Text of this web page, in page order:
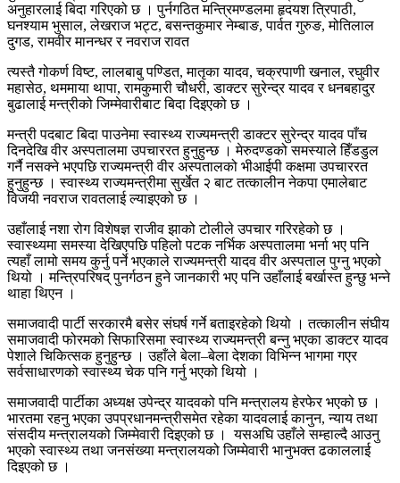
अनुहारलाई बिदा गरिएको छ । पुर्नगठित मन्त्रिमण्डलमा हृदयश त्रिपाठी,
घनश्याम भुसाल, लेखराज भट्ट, बसन्तकुमार नेम्बाङ, पार्वत गुरुङ, मोतिलाल
दुगड, रामवीर मानन्धर र नवराज रावत
त्यस्तै गोकर्ण विष्ट, लालबाबु पण्डित, मातृका यादव, चक्रपाणी खनाल, रघुवीर
महासेठ, थममाया थापा, रामकुमारी चौधरी, डाक्टर सुरेन्द्र यादव र धनबहादुर
बुढालाई मन्त्रीको जिम्मेवारीबाट बिदा दिइएको छ ।
मन्त्री पदबाट बिदा पाउनेमा स्वास्थ्य राज्यमन्त्री डाक्टर सुरेन्द्र यादव पाँच
दिनदेखि वीर अस्पतालमा उपचाररत हुनुहुन्छ । मेरुदण्डको समस्याले हिँडडुल
गर्नै नसक्ने भएपछि राज्यमन्त्री वीर अस्पतालको भीआईपी कक्षमा उपचाररत
हुनुहुन्छ । स्वास्थ्य राज्यमन्त्रीमा सुर्खेत २ बाट तत्कालीन नेकपा एमालेबाट
विजयी नवराज रावतलाई ल्याइएको छ ।
उहाँलाई नशा रोग विशेषज्ञ राजीव झाको टोलीले उपचार गरिरहेको छ ।
स्वास्थ्यमा समस्या देखिएपछि पहिलो पटक नर्भिक अस्पतालमा भर्ना भए पनि
त्यहाँ लामो समय कुर्नु पर्ने भएकाले राज्यमन्त्री यादव वीर अस्पताल पुग्नु भएको
थियो । मन्त्रिपरिषद् पुनर्गठन हुने जानकारी भए पनि उहाँलाई बर्खास्त हुन्छु भन्ने
थाहा थिएन ।
समाजवादी पार्टी सरकारमै बसेर संघर्ष गर्ने बताइरहेको थियो । तत्कालीन संघीय
समाजवादी फोरमको सिफारिसमा स्वास्थ्य राज्यमन्त्री बन्नु भएका डाक्टर यादव
पेशाले चिकित्सक हुनुहुन्छ । उहाँले बेला–बेला देशका विभिन्न भागमा गएर
सर्वसाधारणको स्वास्थ्य चेक पनि गर्नु भएको थियो ।
समाजवादी पार्टीका अध्यक्ष उपेन्द्र यादवको पनि मन्त्रालय हेरफेर भएको छ ।
भारतमा रहनु भएका उपप्रधानमन्त्रीसमेत रहेका यादवलाई कानुन, न्याय तथा
संसदीय मन्त्रालयको जिम्मेवारी दिइएको छ । यसअघि उहाँले सम्हाल्दै आउनु
भएको स्वास्थ्य तथा जनसंख्या मन्त्रालयको जिम्मेवारी भानुभक्त ढकाललाई
दिइएको छ ।